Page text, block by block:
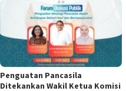
Penguatan Pancasila
Ditekankan Wakil Ketua Komisi